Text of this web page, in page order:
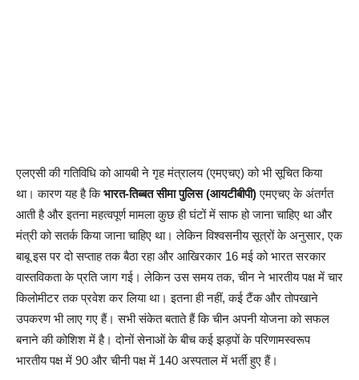
एलएसी की गतिविधि को आयबी ने गृह मंत्रालय (एमएचए) को भी सूचित किया
था। कारण यह है किभारत-तिब्बत सीमा पुलिस (आयटीबीपी)एमएचए के अंतर्गत
आती है और इतना महत्वपूर्ण मामला कुछ ही घंटों में साफ हो जाना चाहिए था और
मंत्री को सतर्क किया जाना चाहिए था। लेकिन विश्वसनीय सूत्रों के अनुसार, एक
बाबू इस पर दो सप्ताह तक बैठा रहा और आखिरकार 16 मई को भारत सरकार
वास्तविकता के प्रति जाग गई। लेकिन उस समय तक, चीन ने भारतीय पक्ष में चार
किलोमीटर तक प्रवेश कर लिया था। इतना ही नहीं, कई टैंक और तोपखाने
उपकरण भी लाए गए हैं। सभी संकेत बताते हैं कि चीन अपनी योजना को सफल
बनाने की कोशिश में है। दोनों सेनाओं के बीच कई झड़पों के परिणामस्वरूप
भारतीय पक्ष में 90 और चीनी पक्ष में 140 अस्पताल में भर्ती हुए हैं।